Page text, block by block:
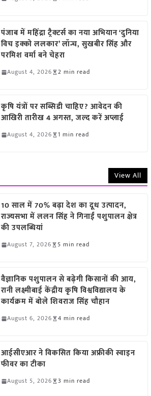
पंजाब में महिंद्रा ट्रैक्टर्स का नया अभियान ‘दुनिया
विच इक्को ललकार’ लॉन्च, सुखबीर सिंह और
परमिश वर्मा बने चेहरा
August 4, 2026 2 min read
कृषि यंत्रों पर सब्सिडी चाहिए? आवेदन की
आखिरी तारीख 4 अगस्त, जल्द करें अप्लाई
August 4, 2026 1 min read
View All
10 साल में 70% बढ़ा देश का दूध उत्पादन,
राज्यसभा में ललन सिंह ने गिनाईं पशुपालन क्षेत्र
की उपलब्धियां
August 7, 2026 5 min read
वैज्ञानिक पशुपालन से बढ़ेगी किसानों की आय,
रानी लक्ष्मीबाई केंद्रीय कृषि विश्वविद्यालय के
कार्यक्रम में बोले शिवराज सिंह चौहान
August 6, 2026 4 min read
आईसीएआर ने विकसित किया अफ्रीकी स्वाइन
फीवर का टीका
August 5, 2026 3 min read